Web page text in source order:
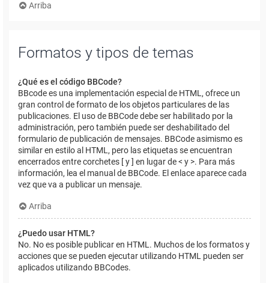
Arriba
Formatos y tipos de temas
¿Qué es el código BBCode?
BBcode es una implementación especial de HTML, ofrece un
gran control de formato de los objetos particulares de las
publicaciones. El uso de BBCode debe ser habilitado por la
administración, pero también puede ser deshabilitado del
formulario de publicación de mensajes. BBCode asimismo es
similar en estilo al HTML, pero las etiquetas se encuentran
encerrados entre corchetes [ y ] en lugar de < y >. Para más
información, lea el manual de BBCode. El enlace aparece cada
vez que va a publicar un mensaje.
Arriba
¿Puedo usar HTML?
No. No es posible publicar en HTML. Muchos de los formatos y
acciones que se pueden ejecutar utilizando HTML pueden ser
aplicados utilizando BBCodes.